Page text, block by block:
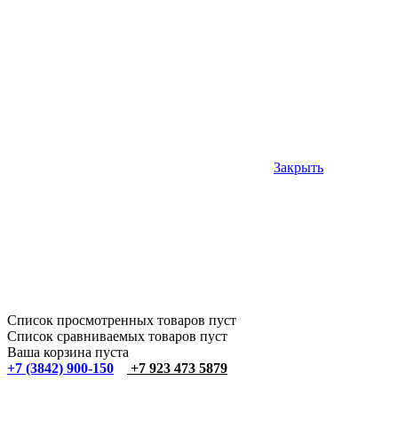
Закрыть
Список просмотренных товаров пуст
Список сравниваемых товаров пуст
Ваша корзина пуста
+7 (3842) 900-150
+7 923 473 5879